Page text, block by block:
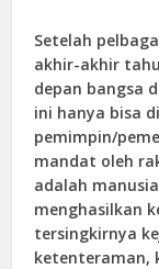
Setelah
akhir-akhir
depan bangsa
ini hanya bisa
pemimpin/
mandat oleh
adalah
menghasilkan
tersingkirnya
ketenteraman,